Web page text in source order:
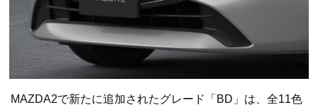
MAZDA2で新たに追加されたグレード「BD」は、全11色